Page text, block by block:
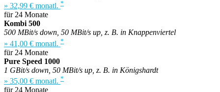
» 32,99 € monatl. *
für 24 Monate
Kombi 500
500 MBit/s down, 50 MBit/s up, z. B. in Knappenviertel
» 41,00 € monatl. *
für 24 Monate
Pure Speed 1000
1 GBit/s down, 50 MBit/s up, z. B. in Königshardt
» 35,00 € monatl. *
für 24 Monate